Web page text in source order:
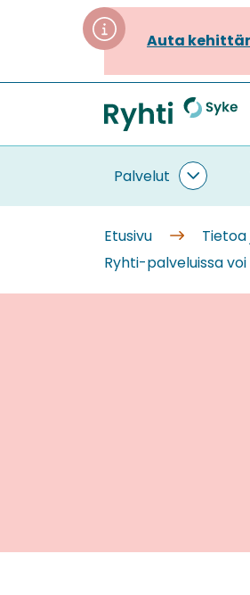
Siirry
sisältöönAuta
Etusivu
Palvelut
Palvelut
alasivut
Etusivu
Ryhti-palveluissa